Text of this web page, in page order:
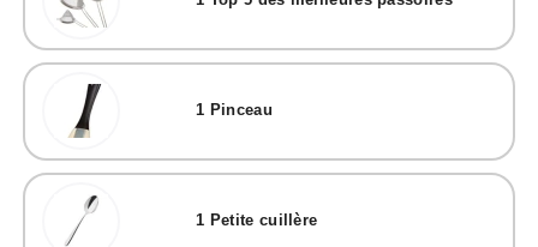
1 Pinceau
1 Petite cuillère